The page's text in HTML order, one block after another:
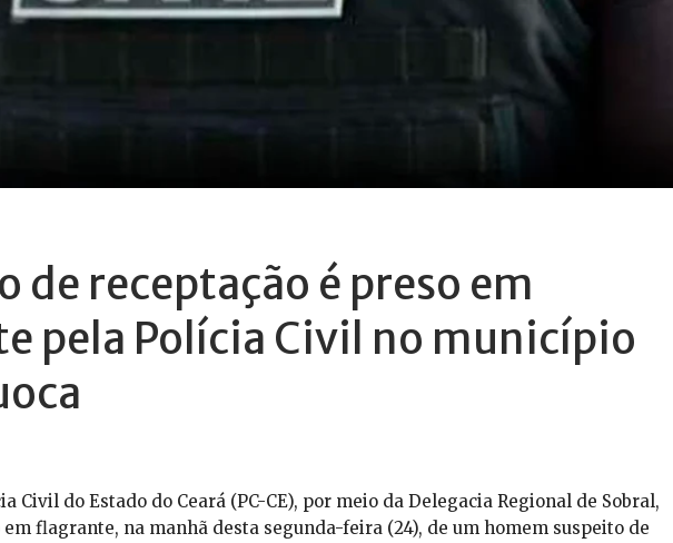
de receptação é preso em
pela Polícia Civil no município
Civil do Estado do Ceará (PC-CE), por meio da Delegacia Regional de Sobral,
flagrante, na manhã desta segunda-feira (24), de um homem suspeito de